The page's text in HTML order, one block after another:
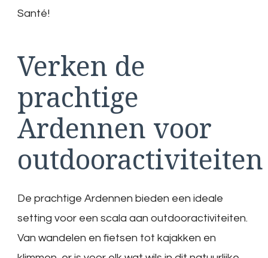
Santé!
Verken de
prachtige
Ardennen voor
outdooractiviteiten
De prachtige Ardennen bieden een ideale
setting voor een scala aan outdooractiviteiten.
Van wandelen en fietsen tot kajakken en